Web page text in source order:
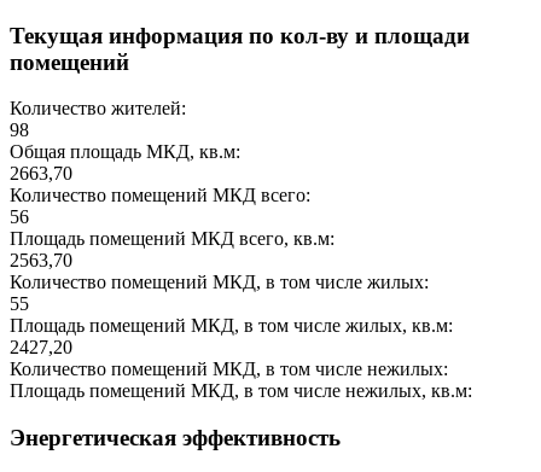
Текущая информация по кол-ву и площади
помещений
Количество жителей:
98
Общая площадь МКД, кв.м:
2663,70
Количество помещений МКД всего:
56
Площадь помещений МКД всего, кв.м:
2563,70
Количество помещений МКД, в том числе жилых:
55
Площадь помещений МКД, в том числе жилых, кв.м:
2427,20
Количество помещений МКД, в том числе нежилых:
Площадь помещений МКД, в том числе нежилых, кв.м:
Энергетическая эффективность